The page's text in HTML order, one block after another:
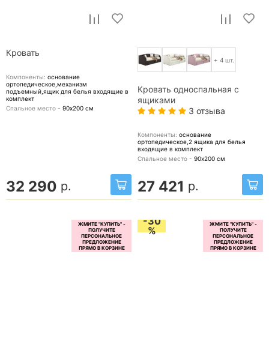
Кровать
Компоненты: основание
ортопедическое,механизм
подъемный,ящик для белья входящие в
комплект
Спальное место - 90х200 см
32 290 р.
+ 4 шт.
Кровать односпальная с
ящиками
3 отзыва
Компоненты: основание
ортопедическое,2 ящика для белья
входящие в комплект
Спальное место - 90х200 см
27 421 р.
-30
%